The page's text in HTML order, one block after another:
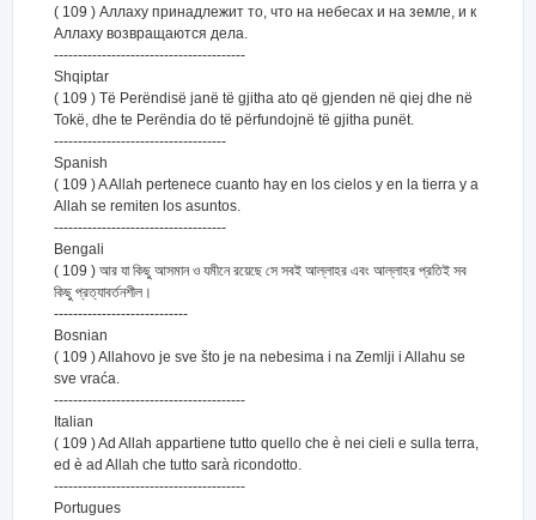
( 109 ) Аллаху принадлежит то, что на небесах и на земле, и к
Аллаху возвращаются дела.
----------------------------------------
Shqiptar
( 109 ) Të Perëndisë janë të gjitha ato që gjenden në qiej dhe në
Tokë, dhe te Perëndia do të përfundojnë të gjitha punët.
------------------------------------
Spanish
( 109 ) A Allah pertenece cuanto hay en los cielos y en la tierra y a
Allah se remiten los asuntos.
------------------------------------
Bengali
( 109 ) আর যা কিছু আসমান ও যমীনে রয়েছে সে সবই আল্লাহর এবং আল্লাহর প্রতিই সব
কিছু প্রত্যাবর্তনশীল।
----------------------------
Bosnian
( 109 ) Allahovo je sve što je na nebesima i na Zemlji i Allahu se
sve vraća.
----------------------------------------
Italian
( 109 ) Ad Allah appartiene tutto quello che è nei cieli e sulla terra,
ed è ad Allah che tutto sarà ricondotto.
----------------------------------------
Portugues